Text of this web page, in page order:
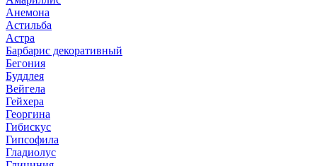
Анемона
Астильба
Астра
Барбарис декоративный
Бегония
Буддлея
Вейгела
Гейхера
Георгина
Гибискус
Гипсофила
Гладиолус